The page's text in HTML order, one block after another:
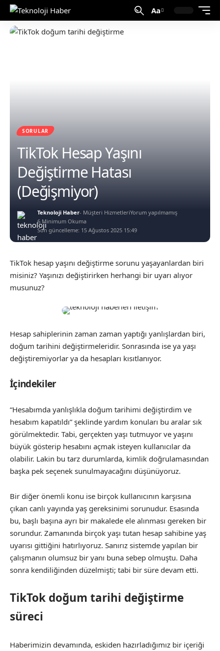
Aa
SORULAR
TikTok Hesap Yaşını
Değiştirme Hatası
(Değişmiyor)
Son güncelleme: 15 Ağustos 2025 15:49
Teknoloji Haber- Müşteri HizmetleriYorum yapılmamış
6 Minimum Okuma
TikTok hesap yaşını değiştirme sorunu yaşayanlardan biri
misiniz? Yaşınızı değiştirirken herhangi bir uyarı alıyor
musunuz?
Hesap sahiplerinin zaman zaman yaptığı yanlışlardan biri,
doğum tarihini değiştirmeleridir. Sonrasında ise ya yaşı
değiştiremiyorlar ya da hesapları kısıtlanıyor.
İçindekiler
“Hesabımda yanlışlıkla doğum tarihimi değiştirdim ve
hesabım kapatıldı” şeklinde yardım konuları bu aralar sık
görülmektedir. Tabi, gerçekten yaşı tutmuyor ve yaşını
büyük gösterip hesabını açmak isteyen kullanıcılar da
olabilir. Lakin bu tarz durumlarda, kimlik doğrulamasından
başka pek seçenek sunulmayacağını düşünüyoruz.
Bir diğer önemli konu ise birçok kullanıcının karşısına
çıkan canlı yayında yaş gereksinimi sorunudur. Esasında
bu, başlı başına ayrı bir makalede ele alınması gereken bir
sorundur. Zamanında birçok yaşı tutan hesap sahibine yaş
uyarısı gittiğini hatırlıyoruz. Sanırız sistemde yapılan bir
çalışmanın olumsuz bir yanı buna sebep olmuştu. Daha
sonra kendiliğinden düzelmişti; tabi bir süre devam etti.
TikTok doğum tarihi değiştirme
süreci
Haberimizin devamında, eskiden hazırladığımız bir içeriği